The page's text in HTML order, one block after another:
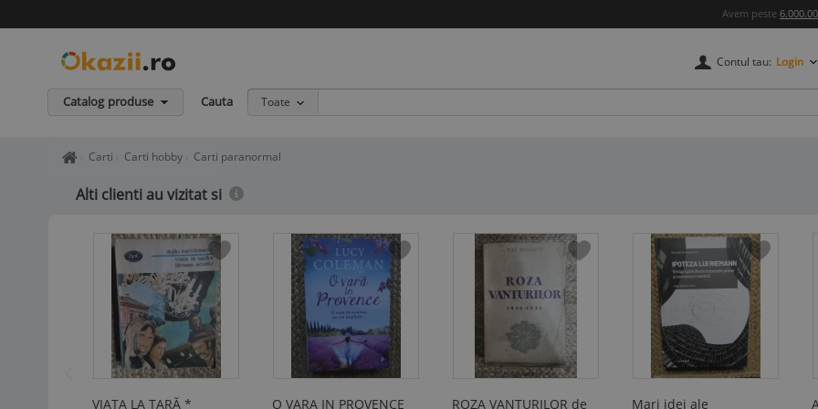
Avem peste
Contul tau: Login
Catalog produse Cauta Toate
Home page okazii.ro - Cumperi in siguranta de la vanzatori de incredere
Carti Carti hobby Carti paranormal
Alti clienti au vizitat si
VIAȚA LA ȚARĂ *
O VARA IN PROVENCE
ROZA VANTURILOR de
Mari idei ale